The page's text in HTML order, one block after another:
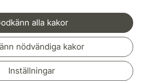
alla kakor
nödvändiga kakor
Inställningar
och nätverk